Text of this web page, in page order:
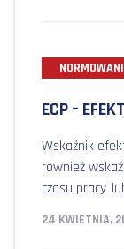
ECP –
Wskaźnik
również
czasu pracy
24 KWIETNIA,